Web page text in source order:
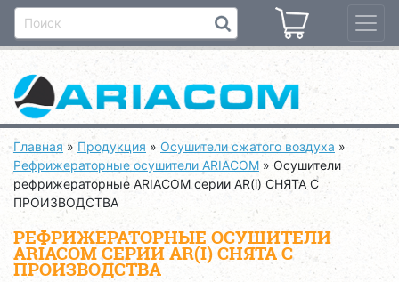
Главная » Продукция » Осушители сжатого воздуха »
Рефрижераторные осушители ARIACOM » Осушители
рефрижераторные ARIACOM серии AR(i) CНЯТА С
ПРОИЗВОДСТВА
РЕФРИЖЕРАТОРНЫЕ ОСУШИТЕЛИ
ARIACOM СЕРИИ AR(I) CНЯТА С
ПРОИЗВОДСТВА